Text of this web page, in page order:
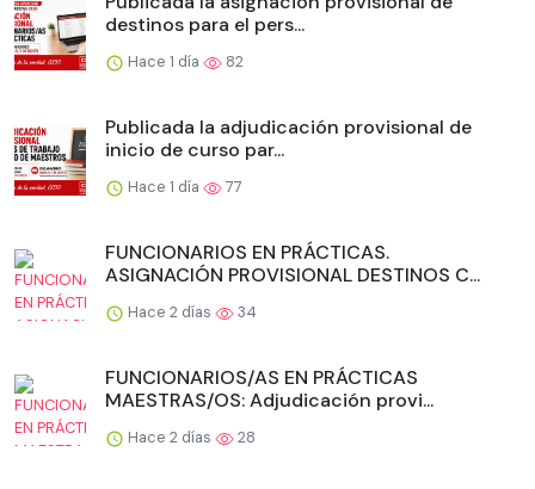
destinos para el pers...
Hace 1 día 82
Publicada la adjudicación provisional de
inicio de curso par...
Hace 1 día 77
FUNCIONARIOS EN PRÁCTICAS.
ASIGNACIÓN PROVISIONAL DESTINOS C...
Hace 2 días 34
FUNCIONARIOS/AS EN PRÁCTICAS
MAESTRAS/OS: Adjudicación provi...
Hace 2 días 28